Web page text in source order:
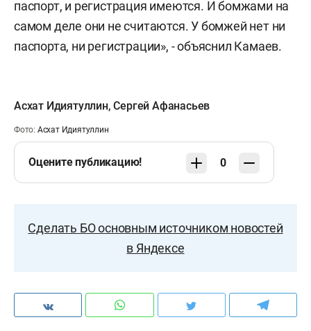
паспорт, и регистрация имеются. И бомжами на
самом деле они не считаются. У бомжей нет ни
паспорта, ни регистрации», - объяснил Камаев.
Асхат Идиятуллин,Сергей Афанасьев
Фото: Асхат Идиятуллин
Оцените публикацию! 0
Сделать БО основным источником новостей
в Яндексе